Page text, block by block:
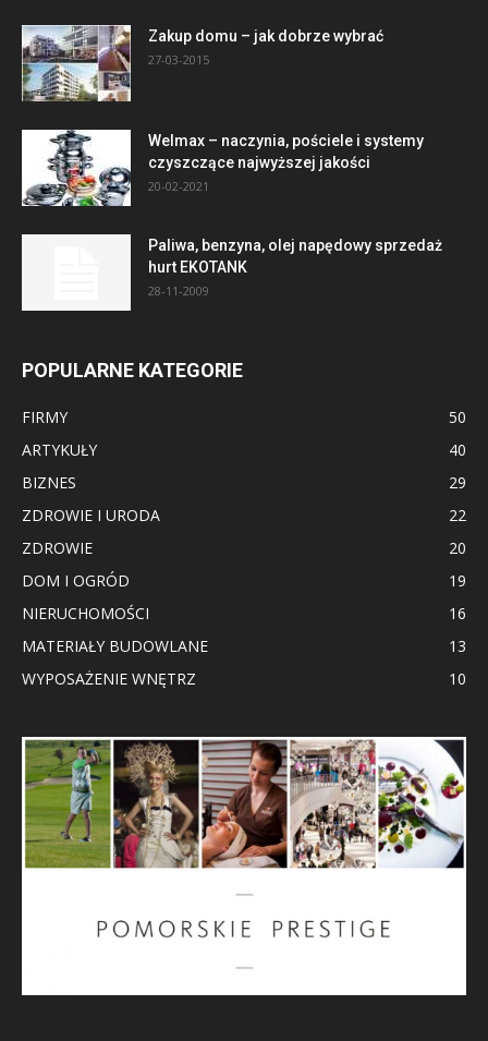
Zakup domu – jak dobrze wybrać
27-03-2015
Welmax – naczynia, pościele i systemy
czyszczące najwyższej jakości
20-02-2021
Paliwa, benzyna, olej napędowy sprzedaż
hurt EKOTANK
28-11-2009
POPULARNE KATEGORIE
FIRMY
50
ARTYKUŁY
40
BIZNES
29
ZDROWIE I URODA
22
ZDROWIE
20
DOM I OGRÓD
19
NIERUCHOMOŚCI
16
MATERIAŁY BUDOWLANE
13
WYPOSAŻENIE WNĘTRZ
10